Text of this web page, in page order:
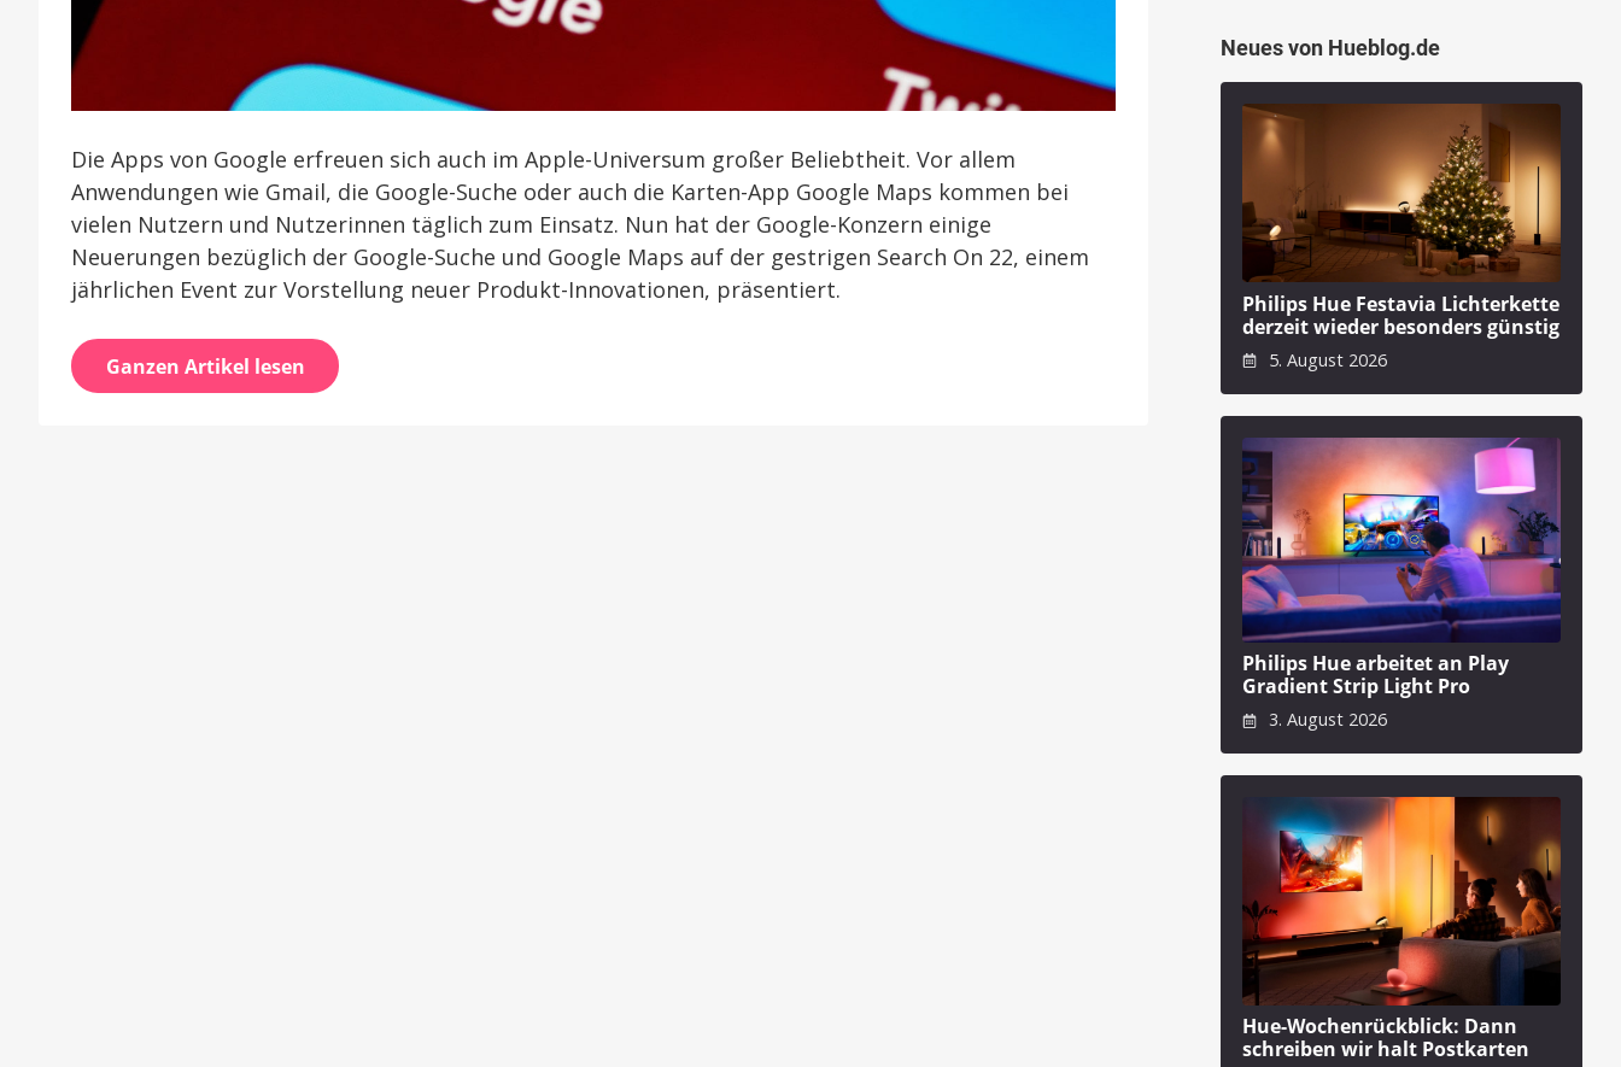
Die Apps von Google erfreuen sich auch im Apple-Universum großer Beliebtheit. Vor allem
Anwendungen wie Gmail, die Google-Suche oder auch die Karten-App Google Maps kommen bei
vielen Nutzern und Nutzerinnen täglich zum Einsatz. Nun hat der Google-Konzern einige
Neuerungen bezüglich der Google-Suche und Google Maps auf der gestrigen Search On 22, einem
jährlichen Event zur Vorstellung neuer Produkt-Innovationen, präsentiert.
Ganzen Artikel lesen
Neues von Hueblog.de
Philips Hue Festavia Lichterkette
derzeit wieder besonders günstig
5. August 2026
Philips Hue arbeitet an Play
Gradient Strip Light Pro
3. August 2026
Hue-Wochenrückblick: Dann
schreiben wir halt Postkarten